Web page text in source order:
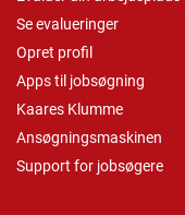
Se evalueringer
Opret profil
Apps til jobsøgning
Kaares Klumme
Ansøgningsmaskinen
Support for jobsøgere